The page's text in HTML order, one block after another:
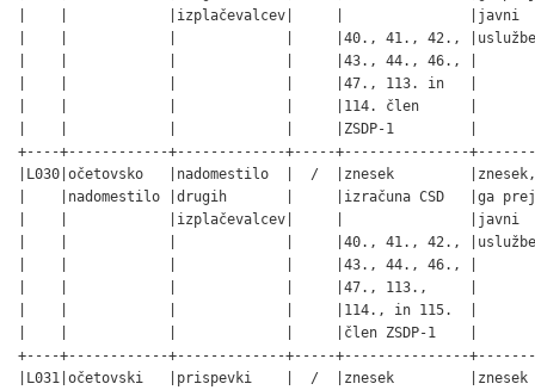
|    |            |izplačevalcev|     |
|    |            |             |     |40., 41., 42.,
|    |            |             |     |43., 44., 46., |
|    |            |             |     |47., 113. in   |
|    |            |             |     |114. člen      |
|    |            |             |     |ZSDP-1         |
+----+------------+-------------+-----+---------------
|L030|očetovsko   |nadomestilo  |  /  |znesek
|    |nadomestilo |drugih       |     |izračuna CSD   |ga
|    |            |izplačevalcev|     |
|    |            |             |     |40., 41., 42.,
|    |            |             |     |43., 44., 46., |
|    |            |             |     |47., 113.,     |
|    |            |             |     |114., in 115.  |
|    |            |             |     |člen ZSDP-1    |
+----+------------+-------------+-----+---------------
|L031|očetovski   |prispevki    |  /  |znesek